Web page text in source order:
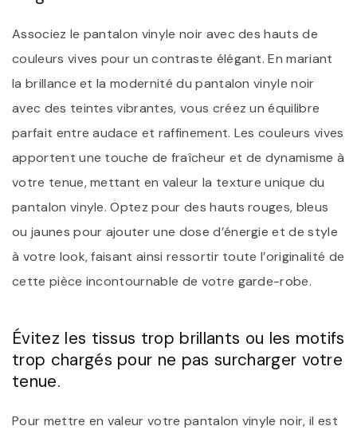
Associez le pantalon vinyle noir avec des hauts de
couleurs vives pour un contraste élégant. En mariant
la brillance et la modernité du pantalon vinyle noir
avec des teintes vibrantes, vous créez un équilibre
parfait entre audace et raffinement. Les couleurs vives
apportent une touche de fraîcheur et de dynamisme à
votre tenue, mettant en valeur la texture unique du
pantalon vinyle. Optez pour des hauts rouges, bleus
ou jaunes pour ajouter une dose d’énergie et de style
à votre look, faisant ainsi ressortir toute l’originalité de
cette pièce incontournable de votre garde-robe.
Évitez les tissus trop brillants ou les motifs
trop chargés pour ne pas surcharger votre
tenue.
Pour mettre en valeur votre pantalon vinyle noir, il est